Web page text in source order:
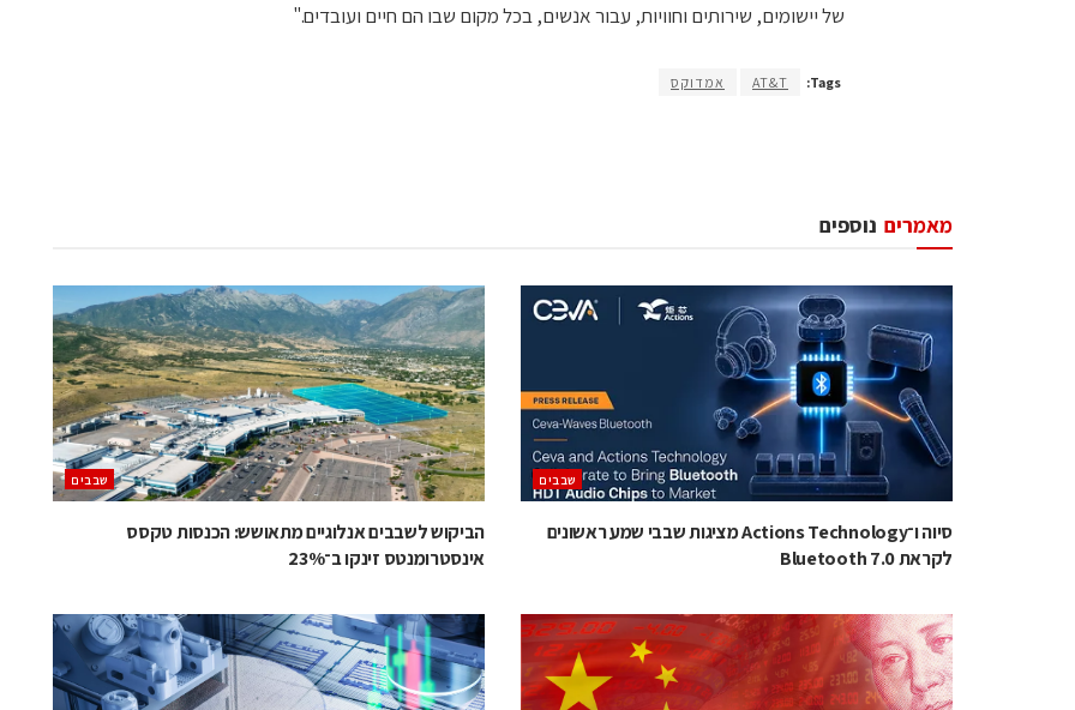
של יישומים, שירותים וחוויות, עבור אנשים, בכל מקום שבו הם חיים ועובדים."
Tags:
AT&T אמדוקס
נוספים מאמרים
‫שבבים‬
סיוה ו־Actions Technology מציגות שבבי שמע ראשונים
לקראת Bluetooth 7.0
‫שבבים‬
הביקוש לשבבים אנלוגיים מתאושש: הכנסות טקסס
אינסטרומנטס זינקו ב־23%